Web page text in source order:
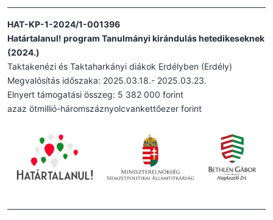
HAT-KP-1-2024/1-001396
Határtalanul! program Tanulmányi kirándulás hetedikeseknek
(2024.)
Taktakenézi és Taktaharkányi diákok Erdélyben (Erdély)
Megvalósítás időszaka: 2025.03.18.- 2025.03.23.
Elnyert támogatási összeg: 5 382 000 forint
azaz ötmillió-háromszáznyolcvankettőezer forint